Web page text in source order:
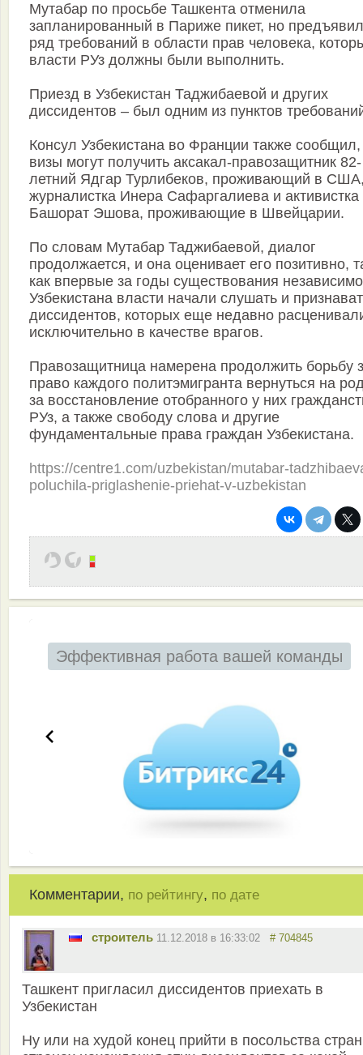
Мутабар по просьбе Ташкента отменила
запланированный в Париже пикет, но
ряд требований в области прав человека,
власти РУз должны были выполнить.
Приезд в Узбекистан Таджибаевой и других
диссидентов – был одним из пунктов
Консул Узбекистана во Франции также сообщил,
визы могут получить аксакал-правозащитник 82-
летний Ядгар Турлибеков, проживающий в
журналистка Инера Сафаргалиева и активистка
Башорат Эшова, проживающие в Швейцарии.
По словам Мутабар Таджибаевой, диалог
продолжается, и она оценивает его позитивно,
как впервые за годы существования
Узбекистана власти начали слушать и
диссидентов, которых еще недавно
исключительно в качестве врагов.
Правозащитница намерена продолжить борьбу
право каждого политэмигранта вернуться на
за восстановление отобранного у них
РУз, а также свободу слова и другие
фундаментальные права граждан Узбекистана.
https://centre1.com/uzbekistan/mutabar-
poluchila-priglashenie-priehat-v-uzbekistan
Эффективная работа вашей команды
Комментарии, по рейтингу, по дате
строитель 11.12.2018 в 16:33:02 # 704845
Ташкент пригласил диссидентов приехать в
Узбекистан
Ну или на худой конец прийти в посольства